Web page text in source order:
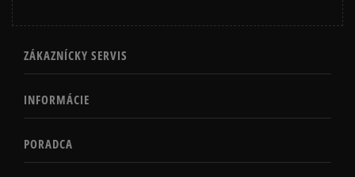
ZÁKAZNÍCKY SERVIS
INFORMÁCIE
PORADCA